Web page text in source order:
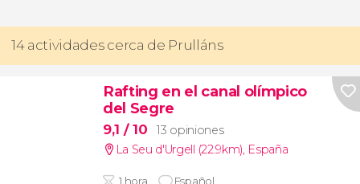
14 actividades cerca de Prulláns
Rafting en el canal olímpico
del Segre
9,1 / 10
13 opiniones
La Seu d'Urgell (22.9km) España
1 hora Español